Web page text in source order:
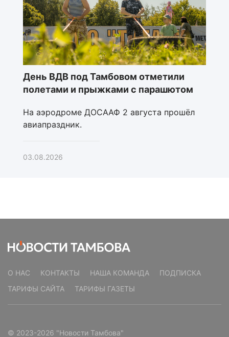
День ВДВ под Тамбовом отметили
полетами и прыжками с парашютом
На аэродроме ДОСААФ 2 августа прошёл
авиапраздник.
03.08.2026
О НАС КОНТАКТЫ НАША КОМАНДА
ПОДПИСКА
ТАРИФЫ САЙТА
ТАРИФЫ ГАЗЕТЫ
© 2023-2026 "Новости Тамбова"